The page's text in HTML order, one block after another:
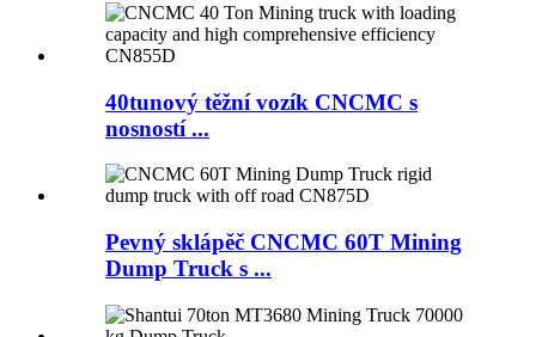
40tunový těžní vozík CNCMC s
nosností ...
Pevný sklápěč CNCMC 60T Mining
Dump Truck s ...